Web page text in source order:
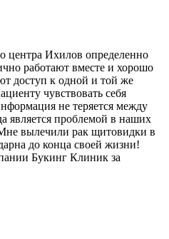
центра Ихилов определенно
работают вместе и хорошо
доступ к одной и той же
чувствовать себя
не теряется между
является проблемой в наших
вылечили рак щитовидки в
до конца своей жизни!
Букинг Клиник за